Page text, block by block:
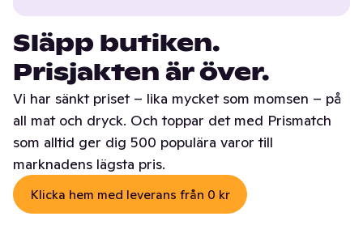
Släpp butiken.
Prisjakten är över.
Vi har sänkt priset – lika mycket som momsen – på
all mat och dryck. Och toppar det med Prismatch
som alltid ger dig 500 populära varor till
marknadens lägsta pris.
Klicka hem med leverans från 0 kr